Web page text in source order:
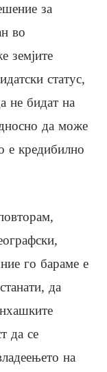
за
во
земјите
статус,
не бидат на
да може
е кредибилно
го бараме е
да
да се
на